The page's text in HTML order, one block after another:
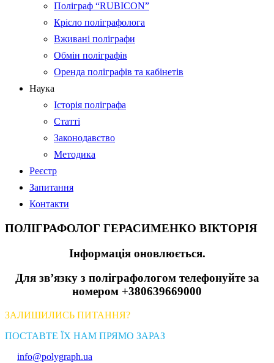
Поліграф “RUBICON”
Крісло поліграфолога
Вживані поліграфи
Обмін поліграфів
Оренда поліграфів та кабінетів
Наука
Історія поліграфа
Статті
Законодавство
Методика
Реєстр
Запитання
Контакти
ПОЛІГРАФОЛОГ ГЕРАСИМЕНКО ВІКТОРІЯ
Інформація оновлюється.
Для зв’язку з поліграфологом телефонуйте за
номером +380639669000
ЗАЛИШИЛИСЬ ПИТАННЯ?
ПОСТАВТЕ ЇХ НАМ ПРЯМО ЗАРАЗ
info@polygraph.ua